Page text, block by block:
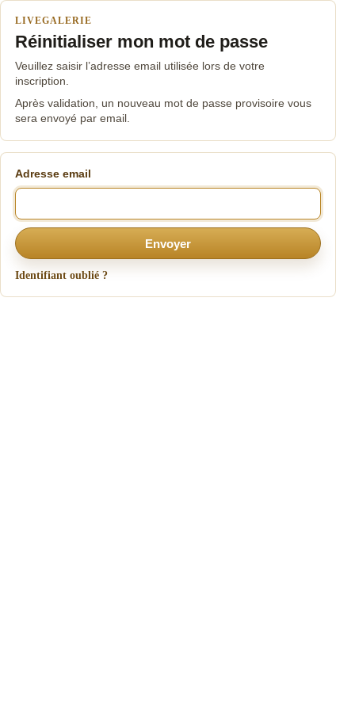
LIVEGALERIE
Réinitialiser mon mot de passe
Veuillez saisir l’adresse email utilisée lors de votre
inscription.
Après validation, un nouveau mot de passe provisoire vous
sera envoyé par email.
Adresse email
Envoyer
Identifiant oublié ?